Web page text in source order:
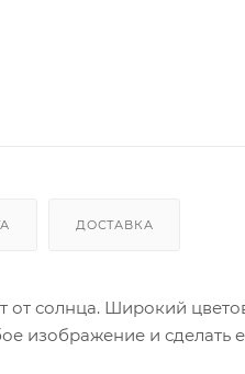
ДОСТАВКА
от солнца. Широкий
изображение и сделать